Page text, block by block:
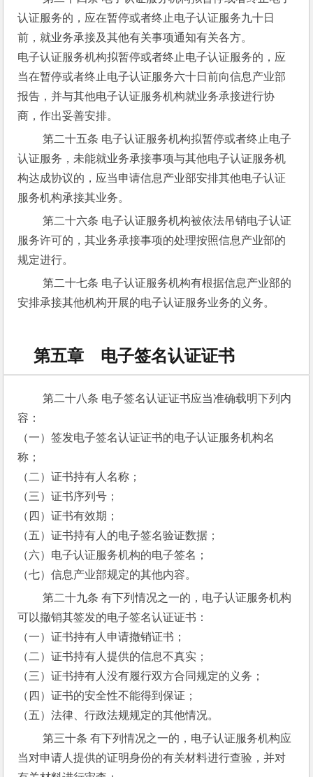
认证服务的，应在暂停或者终止电子认证服务九十日
前，就业务承接及其他有关事项通知有关各方。
电子认证服务机构拟暂停或者终止电子认证服务的，应
当在暂停或者终止电子认证服务六十日前向信息产业部
报告，并与其他电子认证服务机构就业务承接进行协
商，作出妥善安排。
第二十五条 电子认证服务机构拟暂停或者终止电子
认证服务，未能就业务承接事项与其他电子认证服务机
构达成协议的，应当申请信息产业部安排其他电子认证
服务机构承接其业务。
第二十六条 电子认证服务机构被依法吊销电子认证
服务许可的，其业务承接事项的处理按照信息产业部的
规定进行。
第二十七条 电子认证服务机构有根据信息产业部的
安排承接其他机构开展的电子认证服务业务的义务。
第五章 电子签名认证证书
第二十八条 电子签名认证证书应当准确载明下列内
容：
（一）签发电子签名认证证书的电子认证服务机构名
称；
（二）证书持有人名称；
（三）证书序列号；
（四）证书有效期；
（五）证书持有人的电子签名验证数据；
（六）电子认证服务机构的电子签名；
（七）信息产业部规定的其他内容。
第二十九条 有下列情况之一的，电子认证服务机构
可以撤销其签发的电子签名认证证书：
（一）证书持有人申请撤销证书；
（二）证书持有人提供的信息不真实；
（三）证书持有人没有履行双方合同规定的义务；
（四）证书的安全性不能得到保证；
（五）法律、行政法规规定的其他情况。
第三十条 有下列情况之一的，电子认证服务机构应
当对申请人提供的证明身份的有关材料进行查验，并对